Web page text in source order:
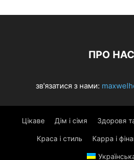
ПРО НАС
зв'язатися з нами:
Цікаве Дім і сімя Здоровя
Краса і стиль Карра і